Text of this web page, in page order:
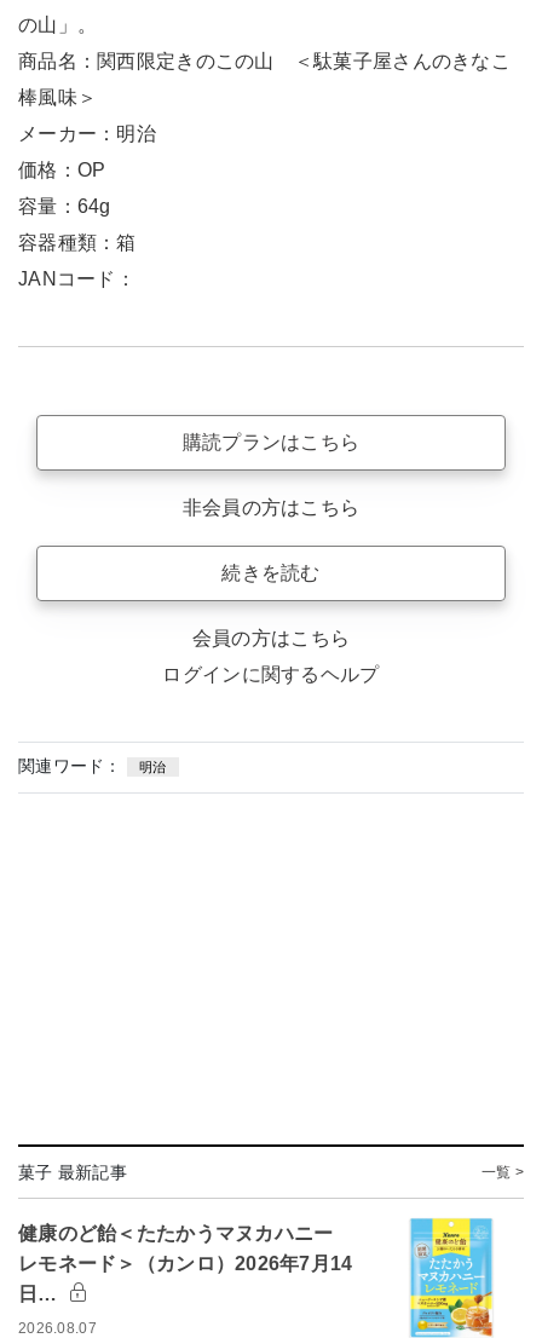
の山」。
商品名：関西限定きのこの山 ＜駄菓子屋さんのきなこ
棒風味＞
メーカー：明治
価格：OP
容量：64g
容器種類：箱
JANコード：
購読プランはこちら
非会員の方はこちら
続きを読む
会員の方はこちら
ログインに関するヘルプ
関連ワード： 明治
菓子 最新記事 一覧 >
健康のど飴＜たたかうマヌカハニー
レモネード＞（カンロ）2026年7月14
日…
2026.08.07